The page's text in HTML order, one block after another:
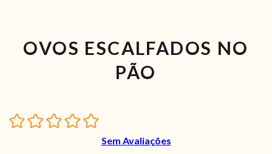
OVOS ESCALFADOS NO
PÃO
Sem Avaliações